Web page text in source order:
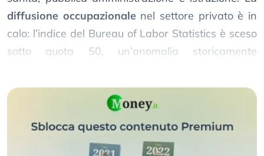
diffusione occupazionalenel settore privato è in
calo: l’indice del Bureau of Labor Statistics è sceso
sotto quota 50, un’anomalia storicamente